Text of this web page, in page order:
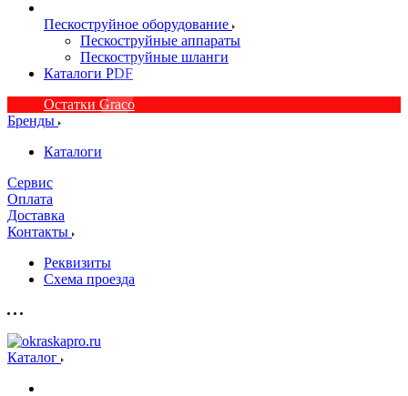
Пескоструйное оборудование
Пескоструйные аппараты
Пескоструйные шланги
Каталоги PDF
Остатки Graco
Бренды
Каталоги
Сервис
Оплата
Доставка
Контакты
Реквизиты
Схема проезда
Каталог